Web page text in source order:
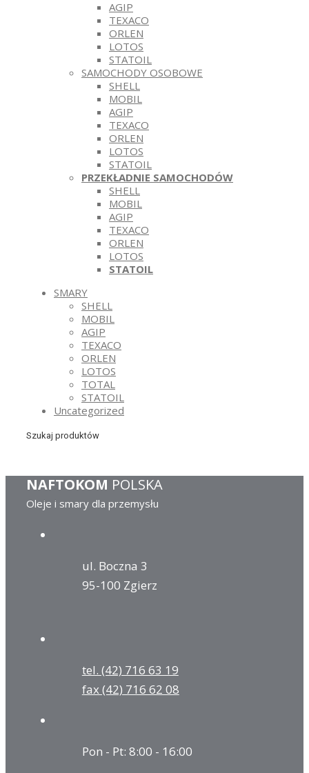
AGIP
TEXACO
ORLEN
LOTOS
STATOIL
SAMOCHODY OSOBOWE
SHELL
MOBIL
AGIP
TEXACO
ORLEN
LOTOS
STATOIL
PRZEKŁADNIE SAMOCHODÓW
SHELL
MOBIL
AGIP
TEXACO
ORLEN
LOTOS
STATOIL
SMARY
SHELL
MOBIL
AGIP
TEXACO
ORLEN
LOTOS
TOTAL
STATOIL
Uncategorized
Szukaj produktów
NAFTOKOM POLSKA
Oleje i smary dla przemysłu
ul. Boczna 3
95-100 Zgierz
tel. (42) 716 63 19
fax (42) 716 62 08
Pon - Pt: 8:00 - 16:00